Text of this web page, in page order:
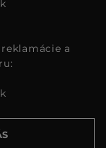
a